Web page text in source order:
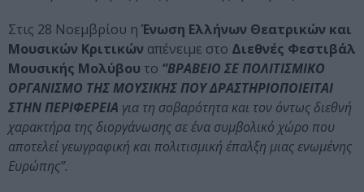
Στις 28 Νοεμβρίου η Ένωση Ελλήνων Θεατρικών και
Μουσικών Κριτικών απένειμε στο Διεθνές Φεστιβάλ
Μουσικής Μολύβου το “ΒΡΑΒΕΙΟ ΣΕ ΠΟΛΙΤΙΣΜΙΚΟ
ΟΡΓΑΝΙΣΜΟ ΤΗΣ ΜΟΥΣΙΚΗΣ ΠΟΥ ΔΡΑΣΤΗΡΙΟΠΟΙΕΙΤΑΙ
ΣΤΗΝ ΠΕΡΙΦΕΡΕΙΑ για τη σοβαρότητα και τον όντως διεθνή
χαρακτήρα της διοργάνωσης σε ένα συμβολικό χώρο που
αποτελεί γεωγραφική και πολιτισμική έπαλξη μιας ενωμένης
Ευρώπης”.